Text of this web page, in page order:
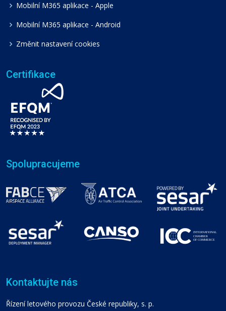
Mobilní M365 aplikace - Apple
Mobilní M365 aplikace - Android
Změnit nastavení cookies
Certifikace
Spolupracujeme
Kontaktujte nás
Řízení letového provozu České republiky, s. p.